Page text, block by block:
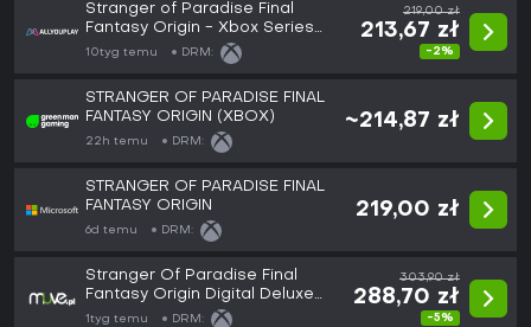
Stranger of Paradise Final
Fantasy Origin - Xbox Series
X|S/Xbox One
10tyg temu DRM:
219,00 zł
213,67 zł
-2%
STRANGER OF PARADISE FINAL
FANTASY ORIGIN (XBOX)
22h temu DRM:
~214,87 zł
STRANGER OF PARADISE FINAL
FANTASY ORIGIN
6d temu DRM:
219,00 zł
Stranger Of Paradise Final
Fantasy Origin Digital Deluxe
Edition (Xbox One / Xbox Series
1tyg temu DRM:
303,90 zł
288,70 zł
-5%